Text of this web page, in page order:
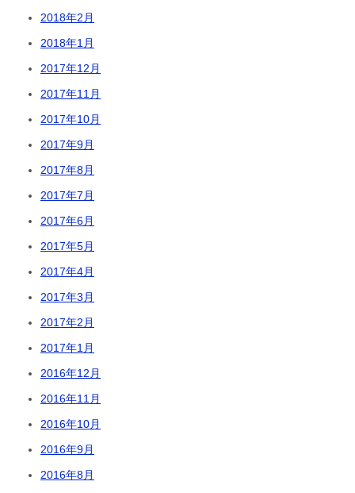
2018年2月
2018年1月
2017年12月
2017年11月
2017年10月
2017年9月
2017年8月
2017年7月
2017年6月
2017年5月
2017年4月
2017年3月
2017年2月
2017年1月
2016年12月
2016年11月
2016年10月
2016年9月
2016年8月